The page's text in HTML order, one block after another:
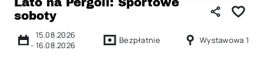
soboty
15.08.2026
- 16.08.2026 Bezpłatnie Wystawowa 1